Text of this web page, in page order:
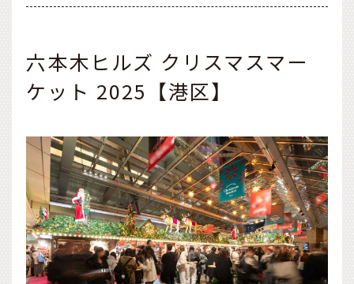
六本木ヒルズ クリスマスマー
ケット 2025【港区】